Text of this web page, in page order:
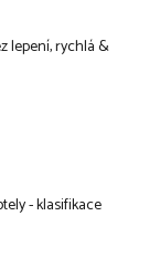
lepení, rychlá &
- klasifikace